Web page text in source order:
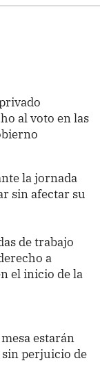
al voto en las
la jornada
sin afectar su
de trabajo
a
el inicio de la
estarán
sin perjuicio de